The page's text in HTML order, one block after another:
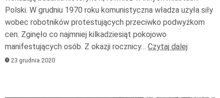
Polski. W grudniu 1970 roku komunistyczna władza użyła siły
wobec robotników protestujących przeciwko podwyżkom
cen. Zginęło co najmniej kilkadziesiąt pokojowo
manifestujących osób. Z okazji rocznicy… Czytaj dalej
23 grudnia 2020